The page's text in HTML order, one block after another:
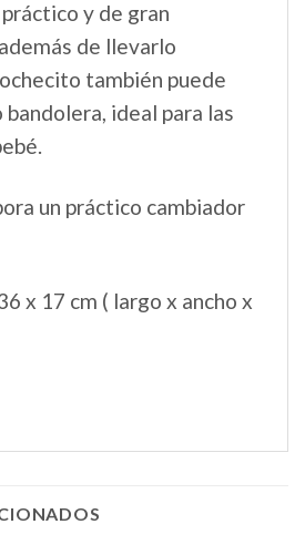
y de gran
de llevarlo
también puede
ideal para las
un práctico cambiador
x 17 cm ( largo x ancho x